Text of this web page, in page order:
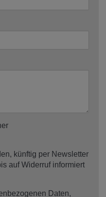
künftig per Newsletter
auf Widerruf informiert
Daten,